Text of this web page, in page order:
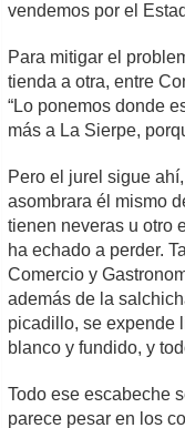
vendemos por el
Para mitigar el
tienda a otra, entre
“Lo ponemos donde
más a La Sierpe,
Pero el jurel sigue
asombrara él mismo
tienen neveras u otro
ha echado a perder.
Comercio y
además de la
picadillo, se expende
blanco y fundido, y
Todo ese escabeche
parece pesar en los